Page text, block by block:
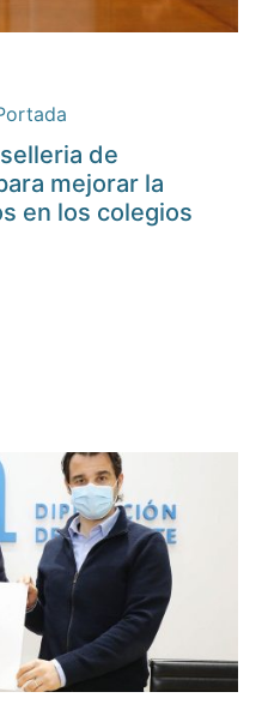
de
mejorar la
en los colegios